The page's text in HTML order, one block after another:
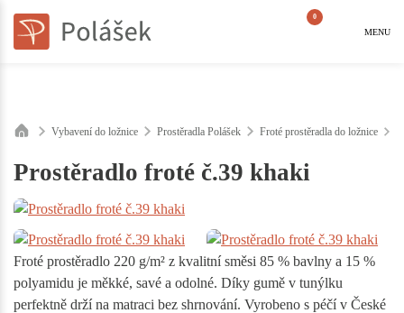
0
MENU
Vybavení do ložnice Prostěradla Polášek Froté prostěradla do ložnice
Prostěradlo froté č.39 khaki
Froté prostěradlo 220 g/m² z kvalitní směsi 85 % bavlny a 15 %
polyamidu je měkké, savé a odolné. Díky gumě v tunýlku
perfektně drží na matraci bez shrnování. Vyrobeno s péčí v České